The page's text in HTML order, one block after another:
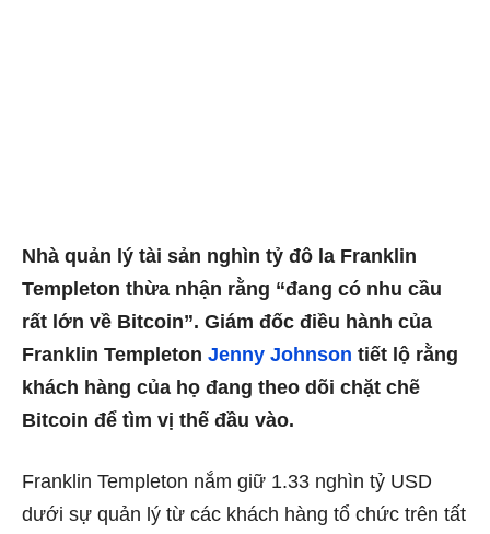
Nhà quản lý tài sản nghìn tỷ đô la Franklin
Templeton thừa nhận rằng “đang có nhu cầu
rất lớn về Bitcoin”. Giám đốc điều hành của
Franklin Templeton Jenny Johnson tiết lộ rằng
khách hàng của họ đang theo dõi chặt chẽ
Bitcoin để tìm vị thế đầu vào.
Franklin Templeton nắm giữ 1.33 nghìn tỷ USD
dưới sự quản lý từ các khách hàng tổ chức trên tất